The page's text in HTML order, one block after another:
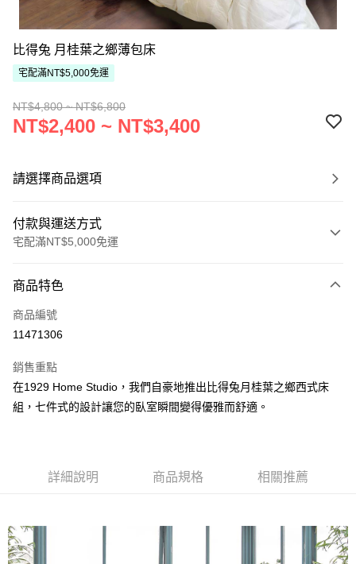
比得兔 月桂葉之鄉薄包床
宅配滿NT$5,000免運
NT$4,800 ~ NT$6,800
NT$2,400 ~ NT$3,400
請選擇商品選項
付款與運送方式
宅配滿NT$5,000免運
信用卡一次付款
ATM付款
運送方式
新竹物流
每筆NT$100，滿NT$5,000(含以上)免運費
商品特色
商品編號
11471306
銷售重點
在1929 Home Studio，我們自豪地推出比得兔月桂葉之鄉西式床
組，七件式的設計讓您的臥室瞬間變得優雅而舒適。
詳細說明 商品規格 相關推薦